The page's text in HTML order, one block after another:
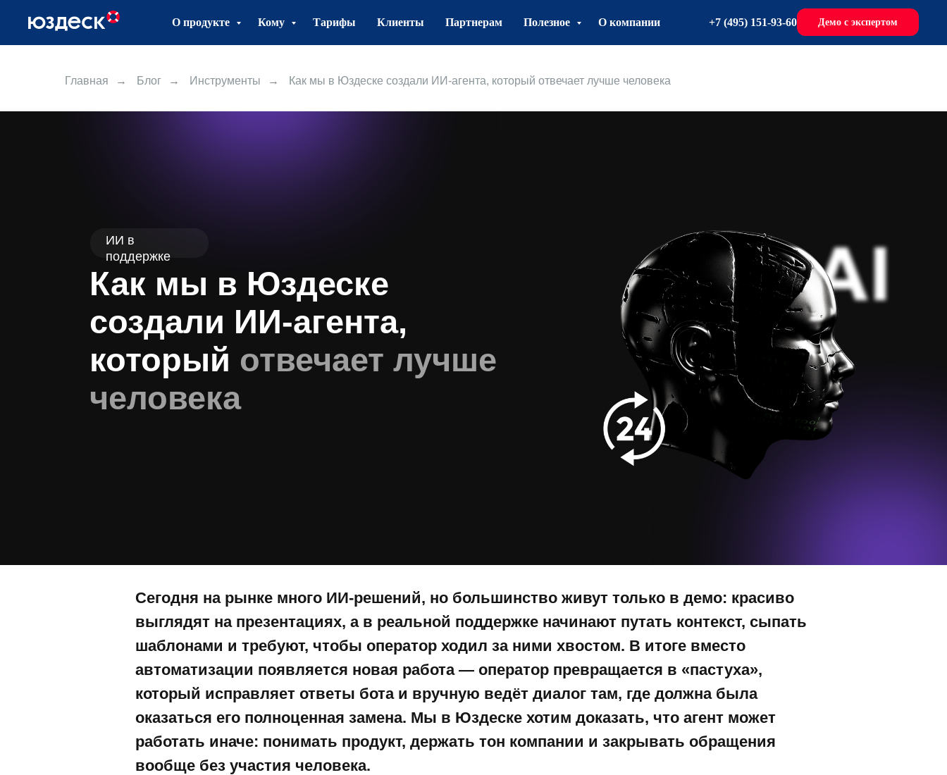
О продукте Кому Тарифы Клиенты Партнерам Полезное О компании +7 (495) 151-93-60 Демо с экспертом
Главная → Блог → Инструменты → Как мы в Юздеске создали ИИ-агента, который отвечает лучше человека
Как мы в Юздеске
создали ИИ-агента,
который отвечает лучше
человека
ИИ в
поддержке
Сегодня на рынке много ИИ-решений, но большинство живут только в демо: красиво
выглядят на презентациях, а в реальной поддержке начинают путать контекст, сыпать
шаблонами и требуют, чтобы оператор ходил за ними хвостом. В итоге вместо
автоматизации появляется новая работа — оператор превращается в «пастуха»,
который исправляет ответы бота и вручную ведёт диалог там, где должна была
оказаться его полноценная замена. Мы в Юздеске хотим доказать, что агент может
работать иначе: понимать продукт, держать тон компании и закрывать обращения
вообще без участия человека.